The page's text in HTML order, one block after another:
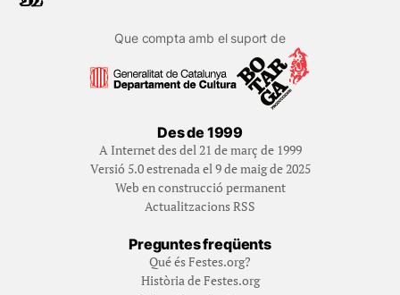
Que compta amb el suport de
Des de 1999
A Internet des del 21 de març de 1999
Versió 5.0 estrenada el 9 de maig de 2025
Web en construcció permanent
Actualitzacions RSS
Preguntes freqüents
Qué és Festes.org?
Història de Festes.org